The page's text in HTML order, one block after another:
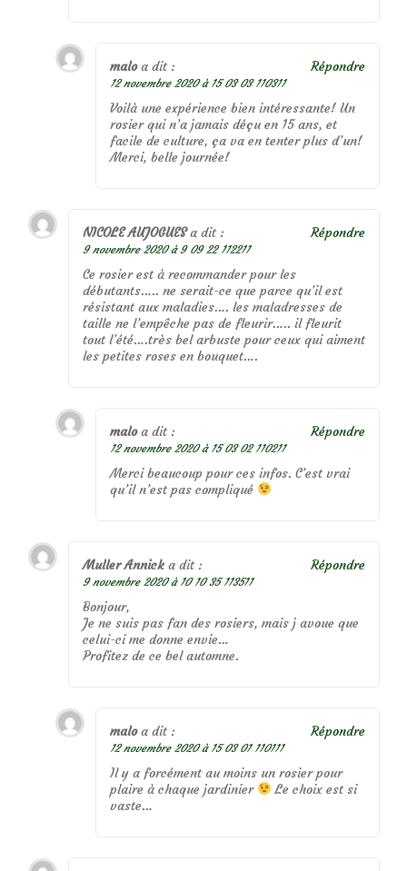
malo a dit :
12 novembre 2020 à 15 03 03 110311
Voilà une expérience bien intéressante! Un
rosier qui n’a jamais déçu en 15 ans, et
facile de culture, ça va en tenter plus d’un!
Merci, belle journée!
Répondre
NICOLE AUJOGUES a dit :
9 novembre 2020 à 9 09 22 112211
Ce rosier est à recommander pour les
débutants….. ne serait-ce que parce qu’il est
résistant aux maladies…. les maladresses de
taille ne l’empêche pas de fleurir….. il fleurit
tout l’été….très bel arbuste pour ceux qui aiment
les petites roses en bouquet….
Répondre
malo a dit :
12 novembre 2020 à 15 03 02 110211
Merci beaucoup pour ces infos. C’est vrai
qu’il n’est pas compliqué
Répondre
Muller Annick a dit :
9 novembre 2020 à 10 10 35 113511
Bonjour,
Je ne suis pas fan des rosiers, mais j avoue que
celui-ci me donne envie…
Profitez de ce bel automne.
Répondre
malo a dit :
12 novembre 2020 à 15 03 01 110111
Il y a forcément au moins un rosier pour
plaire à chaque jardinier
Le choix est si
vaste…
Répondre